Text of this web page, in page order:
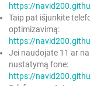
https://
Taip pat išjunkite
optimizavimą:
https://
Jei naudojate 11 ar
nustatymą fone:
https://